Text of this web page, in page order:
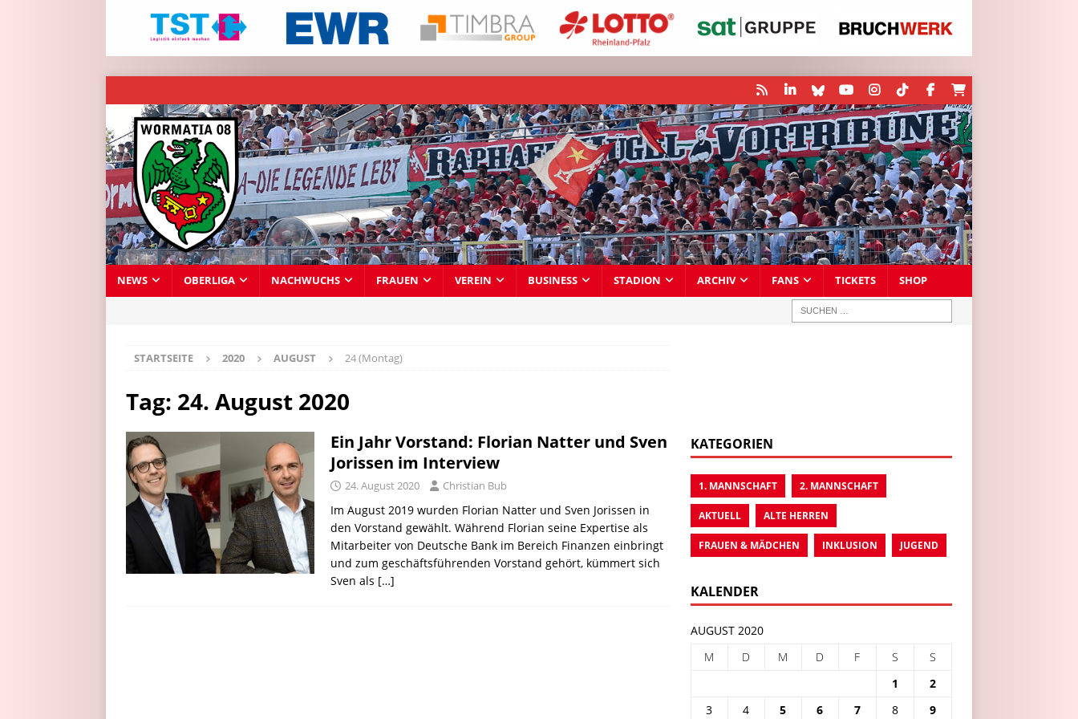
NEWS OBERLIGA NACHWUCHS FRAUEN VEREIN BUSINESS STADION ARCHIV FANS TICKETS SHOP
STARTSEITE 2020 AUGUST 24 (Montag)
Tag: 24. August 2020
Ein Jahr Vorstand: Florian Natter und Sven
Jorissen im Interview
24. August 2020 Christian Bub
Im August 2019 wurden Florian Natter und Sven Jorissen in
den Vorstand gewählt. Während Florian seine Expertise als
Mitarbeiter von Deutsche Bank im Bereich Finanzen einbringt
und zum geschäftsführenden Vorstand gehört, kümmert sich
Sven als […]
KATEGORIEN
1. MANNSCHAFT 2. MANNSCHAFT
AKTUELL ALTE HERREN
FRAUEN & MÄDCHEN INKLUSION JUGEND
KALENDER
AUGUST 2020
M
D M D F S
S
1
2
3
4 5 6 7 8 9